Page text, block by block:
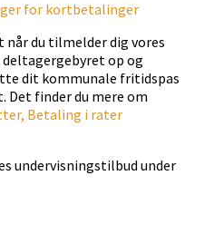
for kortbetalinger
når du tilmelder dig vores
op og
dit kommunale fritidspas
Det finder du mere om
Betaling i rater
undervisningstilbud under